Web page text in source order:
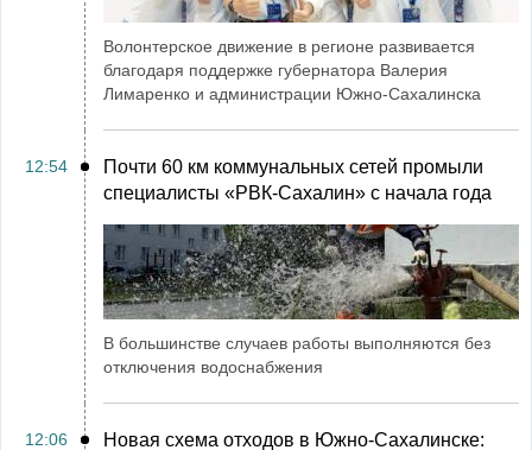
Волонтерское движение в регионе развивается
благодаря поддержке губернатора Валерия
Лимаренко и администрации Южно-Сахалинска
12:54
Почти 60 км коммунальных сетей промыли
специалисты «РВК‑Сахалин» с начала года
В большинстве случаев работы выполняются без
отключения водоснабжения
12:06 Новая схема отходов в Южно-Сахалинске: